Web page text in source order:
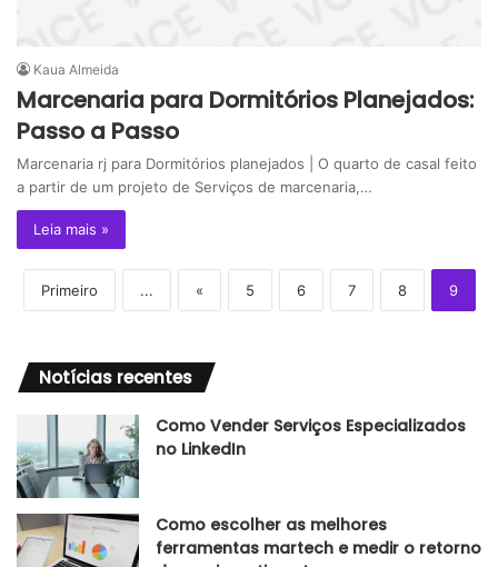
Kaua Almeida
Marcenaria para Dormitórios Planejados:
Passo a Passo
Marcenaria rj para Dormitórios planejados | O quarto de casal feito
a partir de um projeto de Serviços de marcenaria,…
Leia mais »
Primeiro ... « 5 6 7 8 9
Notícias recentes
Como Vender Serviços Especializados
no LinkedIn
Como escolher as melhores
ferramentas martech e medir o retorno